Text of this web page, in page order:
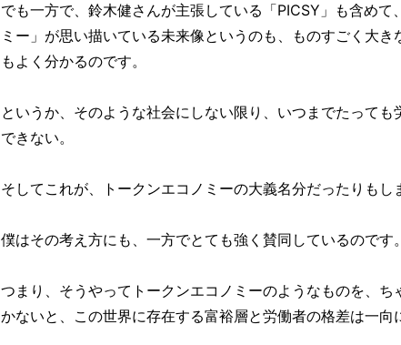
でも一方で、鈴木健さんが主張している「PICSY」も含めて
ミー」が思い描いている未来像というのも、ものすごく大き
もよく分かるのです。
というか、そのような社会にしない限り、いつまでたって
できない。
そしてこれが、トークンエコノミーの大義名分だったりもし
僕はその考え方にも、一方でとても強く賛同しているのです。
つまり、そうやってトークンエコノミーのようなものを、ち
かないと、この世界に存在する富裕層と労働者の格差は一向